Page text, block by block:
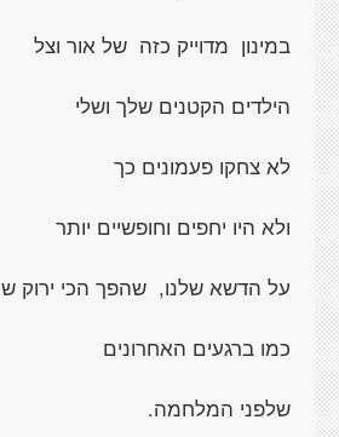
במינון מדוייק כזה של אור וצל
הילדים הקטנים שלך ושלי
לא צחקו פעמונים כך
ולא היו יחפים וחופשיים יותר
על הדשא שלנו, שהפך הכי ירוק
כמו ברגעים האחרונים
שלפני המלחמה.